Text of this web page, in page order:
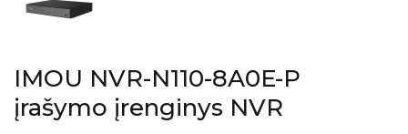
IMOU NVR-N110-8A0E-P
įrašymo įrenginys NVR